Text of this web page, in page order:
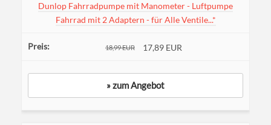
Dunlop Fahrradpumpe mit Manometer - Luftpumpe
Fahrrad mit 2 Adaptern - für Alle Ventile...*
18,99 EUR 17,89 EUR
» zum Angebot